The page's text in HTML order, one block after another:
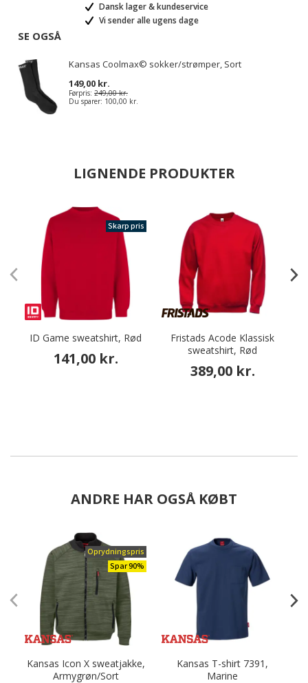
Dansk lager & kundeservice
Vi sender alle ugens dage
SE OGSÅ
Kansas Coolmax© sokker/strømper, Sort
149,00 kr.
Førpris: 249,00 kr.
Du sparer: 100,00 kr.
LIGNENDE PRODUKTER
Skarp pris
ID Game sweatshirt, Rød
141,00 kr.
Fristads Acode Klassisk
sweatshirt, Rød
389,00 kr.
ANDRE HAR OGSÅ KØBT
Oprydningspris
Spar 90%
Kansas Icon X sweatjakke,
Armygrøn/Sort
Kansas T-shirt 7391,
Marine